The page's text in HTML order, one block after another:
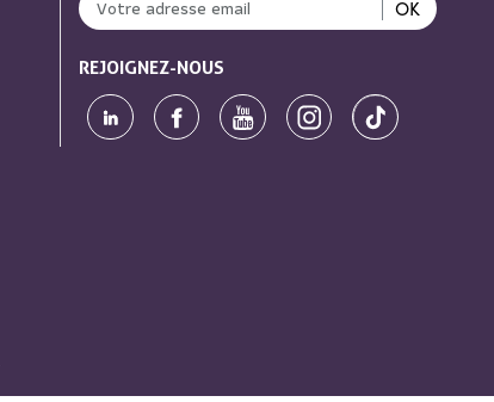
OK
REJOIGNEZ-NOUS